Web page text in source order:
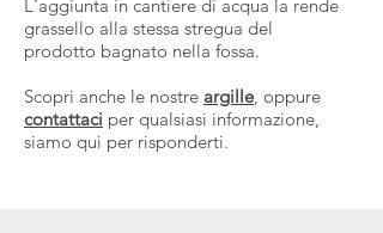
L'aggiunta in cantiere di acqua la rende
grassello alla stessa stregua del
prodotto bagnato nella fossa.
Scopri anche le nostre argille, oppure
contattaci per qualsiasi informazione,
siamo qui per risponderti.